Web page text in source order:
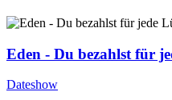
Eden - Du bezahlst für
Dateshow